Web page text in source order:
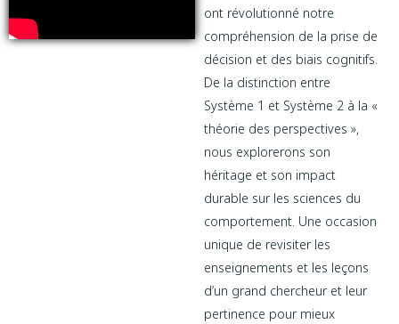
ont révolutionné notre
compréhension de la prise de
décision et des biais cognitifs.
De la distinction entre
Système 1 et Système 2 à la «
théorie des perspectives »,
nous explorerons son
héritage et son impact
durable sur les sciences du
comportement. Une occasion
unique de revisiter les
enseignements et les leçons
d’un grand chercheur et leur
pertinence pour mieux